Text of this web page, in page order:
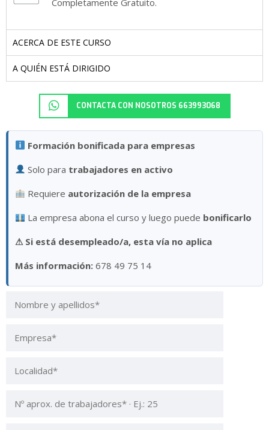
ACERCA DE ESTE CURSO
A QUIÉN ESTÁ DIRIGIDO
CONTACTA CON NOSOTROS 663993068
Formación bonificada para empresas
Solo para trabajadores en activo
Requiere autorización de la empresa
La empresa abona el curso y luego puede bonificarlo
⚠ Si está desempleado/a, esta vía no aplica
Más información: 678 49 75 14